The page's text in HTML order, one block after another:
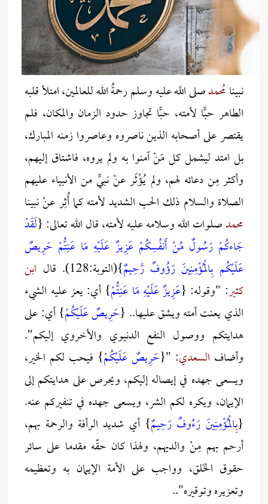
نبينامُحمدصلى الله عليه وسلم رحمةُ الله للعالمين، امتلأ قلبه
الطاهر حبًّا لأمته، حبًّا تجاوز حدود الزمان والمكان، فلم
يقتصر على أصحابه الذين ناصروه وعاصروا زمنه المبارك،
بل امتد ليشمل كل مَنْ آمنوا به ولم يروه، فاشتاق إليهم،
وأكثر مِن دعائه لهم، ولم يُؤْثَر عنْ نبيٍّ من الأنبياء عليهم
الصلاة والسلام ذلك الحب الشديد لأمته كما أُثِر عنْ نبينا
محمدصلوات الله وسلامه عليه لأمته، قال الله تعالى: {لَقَدْ
جَاءكُمْ رَسُولٌ مِّنْ أَنفُسِكُمْعَزِيزٌ عَلَيْهِ مَا عَنِتُّمْ حَرِيصٌ
عَلَيْكُم بِالْمُؤْمِنِينَ رَؤُوفٌ رَّحِيمٌ}(التوبة:128). قال
ابن
كثير: "وقوله: {عَزِيزٌ عَلَيْهِ مَا عَنِتُّمْ} أي: يعز عليه الشيء
الذي يعنت أمته ويشق عليها.. {حَرِيصٌ عَلَيْكُمْ} أي: على
هدايتكم ووصول النفع الدنيوي والأخروي إليكم".
وأضاف السعدي: "{حَرِيصٌ عَلَيْكُمْ} فيحب لكم الخير،
ويسعى جهده في إيصاله إليكم، ويحرص على هدايتكم إلى
الإيمان، ويكره لكم الشر، ويسعى جهده في تنفيركم عنه.
{بِالْمُؤْمِنِينَ رَءُوفٌ رَحِيمٌ} أي شديد الرأفة والرحمة بهم،
أرحم بهم مِنْ والديهم، ولهذا كان حقّه مقدما على سائر
حقوق الخَلق، وواجب على الأمة الإيمان به وتعظيمه
وتعزيره وتوقيره"..